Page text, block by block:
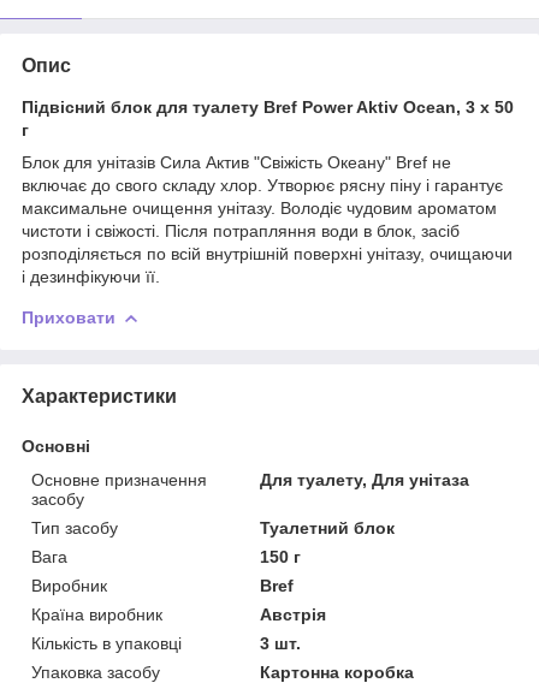
Опис
Підвісний блок для туалету Bref Power Aktiv Ocean, 3 х 50
г
Блок для унітазів Сила Актив "Свіжість Океану" Bref не
включає до свого складу хлор. Утворює рясну піну і гарантує
максимальне очищення унітазу. Володіє чудовим ароматом
чистоти і свіжості. Після потрапляння води в блок, засіб
розподіляється по всій внутрішній поверхні унітазу, очищаючи
і дезинфікуючи її.
Приховати
Характеристики
Основні
Основне призначення
засобу
Для туалету, Для унітаза
Тип засобу
Туалетний блок
Вага
150 г
Виробник
Bref
Країна виробник
Австрія
Кількість в упаковці
3 шт.
Упаковка засобу
Картонна коробка